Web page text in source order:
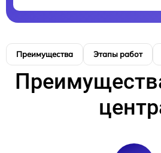
Преимущества Этапы работ